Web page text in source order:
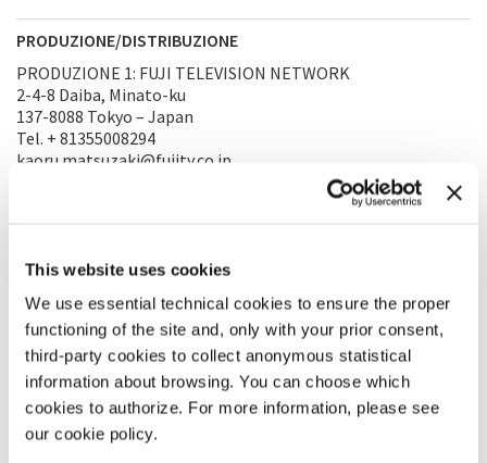
This website uses cookies
We use essential technical cookies to ensure the proper
functioning of the site and, only with your prior consent,
third-party cookies to collect anonymous statistical
information about browsing. You can choose which
cookies to authorize. For more information, please see
our cookie policy.
PRODUZIONE/DISTRIBUZIONE
PRODUZIONE 1: FUJI TELEVISION NETWORK
2-4-8 Daiba, Minato-ku
137-8088 Tokyo – Japan
Tel. + 81355008294
kaoru.matsuzaki@fujitv.co.jp
intlsales@gaga.co.jp
PRODUZIONE 3: GAGA CORPORATION
TY Bldg, 2-22-18 Minami-Aoyama, Minato-ku
107-0062 Tokyo – Japan
Tel .+81357867135
intlsales@gaga.co.jp
DISTRIBUZIONE INTERNAZIONALE: WILD BUNCH
65 rue de Dunkerque